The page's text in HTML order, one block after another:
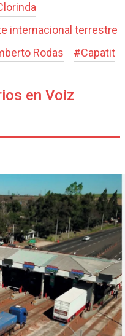
internacional terrestre
Rodas #Capatit
en Voiz